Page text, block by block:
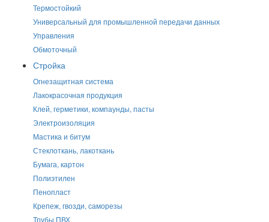
Термостойкий
Универсальный для промышленной передачи данных
Управления
Обмоточный
Стройка
Огнезащитная система
Лакокрасочная продукция
Клей, герметики, компаунды, пасты
Электроизоляция
Мастика и битум
Стеклоткань, лакоткань
Бумага, картон
Полиэтилен
Пенопласт
Крепеж, гвозди, саморезы
Трубы ПВХ